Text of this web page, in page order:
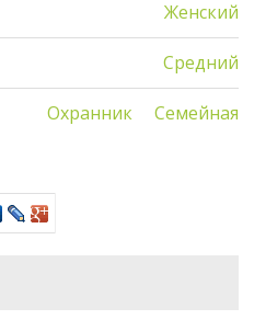
Женский
Средний
Семейная
Охранник